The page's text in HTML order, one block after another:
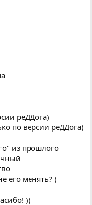
реДДога)
по версии реДДога)
из прошлого
его менять? )
))